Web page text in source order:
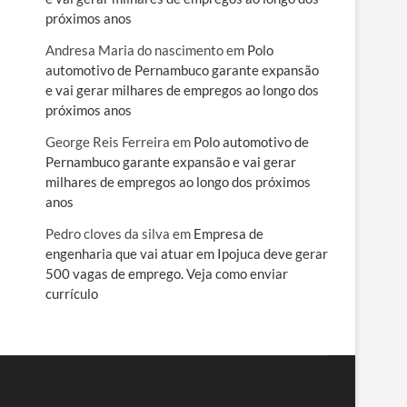
próximos anos
Andresa Maria do nascimentoem Polo
automotivo de Pernambuco garante expansão
e vai gerar milhares de empregos ao longo dos
próximos anos
George Reis Ferreira em Polo automotivo de
Pernambuco garante expansão e vai gerar
milhares de empregos ao longo dos próximos
anos
Pedro cloves da silva em Empresa de
engenharia que vai atuar em Ipojuca deve gerar
500 vagas de emprego. Veja como enviar
currículo